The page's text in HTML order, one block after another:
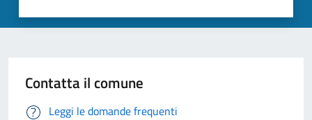
Contatta il comune
Leggi le domande frequenti